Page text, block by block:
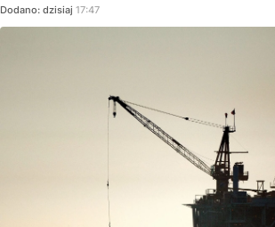
Dodano: dzisiaj 17:47